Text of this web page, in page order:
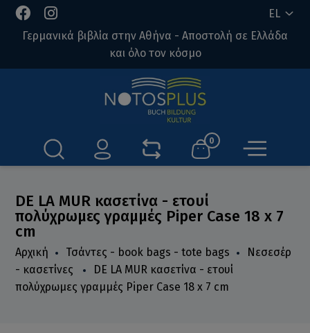
EL
Γερμανικά βιβλία στην Αθήνα - Αποστολή σε Ελλάδα
και όλο τον κόσμο
0
DE LA MUR κασετίνα - ετουί
πολύχρωμες γραμμές Piper Case 18 x 7
cm
Αρχική Τσάντες - book bags - tote bags
Νεσεσέρ
- κασετίνες
DE LA MUR κασετίνα - ετουί
πολύχρωμες γραμμές Piper Case 18 x 7 cm